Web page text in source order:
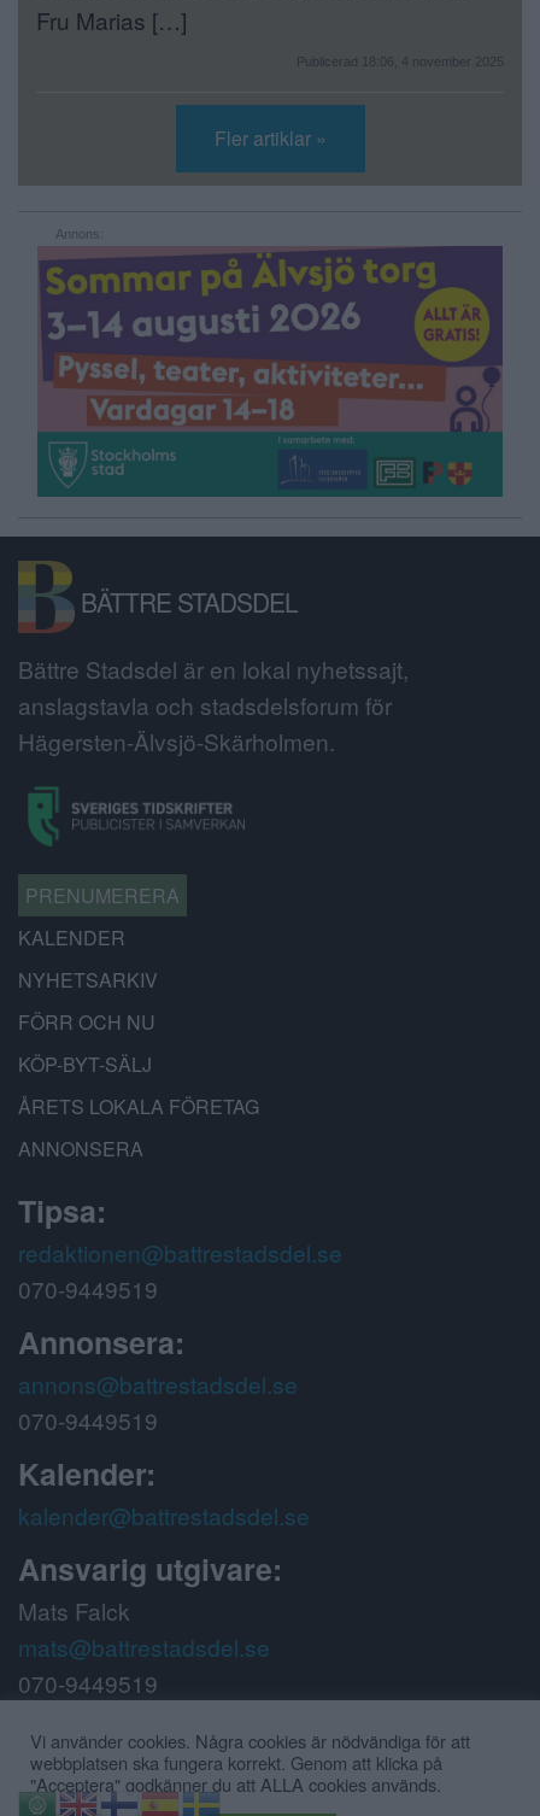
Fru Marias […]
Publicerad 18:06, 4 november 2025
Fler artiklar »
Annons:
BÄTTRE STADSDEL
Bättre Stadsdel är en lokal nyhetssajt,
anslagstavla och stadsdelsforum för
Hägersten-Älvsjö-Skärholmen.
PRENUMERERA
KALENDER
NYHETSARKIV
FÖRR OCH NU
KÖP-BYT-SÄLJ
ÅRETS LOKALA FÖRETAG
ANNONSERA
Tipsa:
redaktionen@battrestadsdel.se
070-9449519
Annonsera:
annons@battrestadsdel.se
070-9449519
Kalender:
kalender@battrestadsdel.se
Ansvarig utgivare:
Mats Falck
mats@battrestadsdel.se
070-9449519
Följ oss på:
Vi använder cookies. Några cookies är nödvändiga för att
webbplatsen ska fungera korrekt. Genom att klicka på
"Acceptera" godkänner du att ALLA cookies används.